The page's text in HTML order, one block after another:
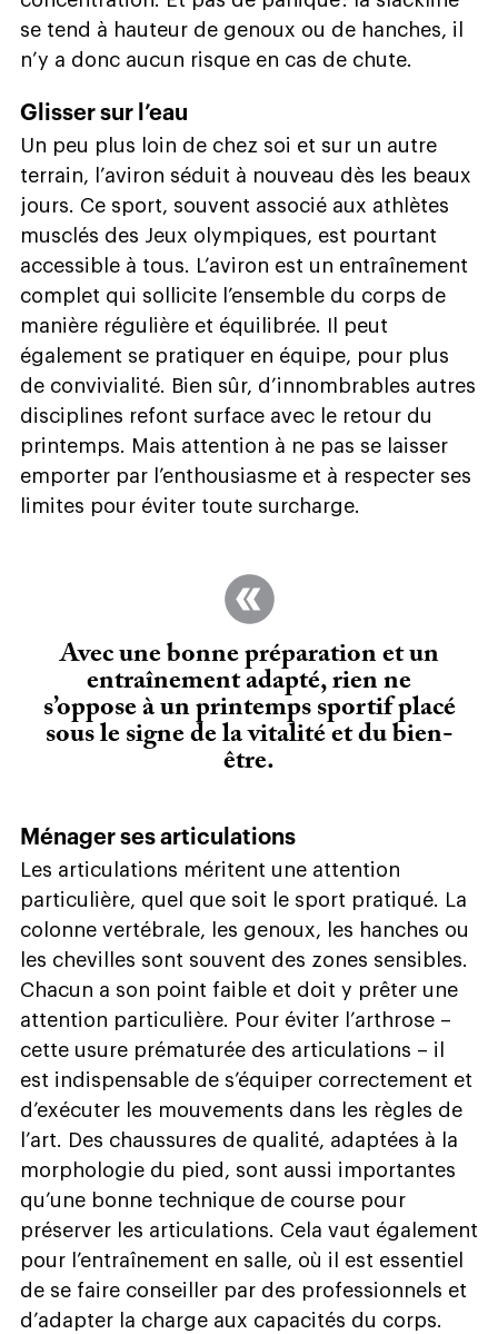
se tend à hauteur de genoux ou de hanches, il
n’y a donc aucun risque en cas de chute.
Glisser sur l’eau
Un peu plus loin de chez soi et sur un autre
terrain, l’aviron séduit à nouveau dès les beaux
jours. Ce sport, souvent associé aux athlètes
musclés des Jeux olympiques, est pourtant
accessible à tous. L’aviron est un entraînement
complet qui sollicite l’ensemble du corps de
manière régulière et équilibrée. Il peut
également se pratiquer en équipe, pour plus
de convivialité. Bien sûr, d’innombrables autres
disciplines refont surface avec le retour du
printemps. Mais attention à ne pas se laisser
emporter par l’enthousiasme et à respecter ses
limites pour éviter toute surcharge.
Avec une bonne préparation et un
entraînement adapté, rien ne
s’oppose à un printemps sportif placé
sous le signe de la vitalité et du bien-
être.
Ménager ses articulations
Les articulations méritent une attention
particulière, quel que soit le sport pratiqué. La
colonne vertébrale, les genoux, les hanches ou
les chevilles sont souvent des zones sensibles.
Chacun a son point faible et doit y prêter une
attention particulière. Pour éviter l’arthrose –
cette usure prématurée des articulations – il
est indispensable de s’équiper correctement et
d’exécuter les mouvements dans les règles de
l’art. Des chaussures de qualité, adaptées à la
morphologie du pied, sont aussi importantes
qu’une bonne technique de course pour
préserver les articulations. Cela vaut également
pour l’entraînement en salle, où il est essentiel
de se faire conseiller par des professionnels et
d’adapter la charge aux capacités du corps.